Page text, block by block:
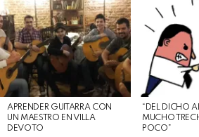
LATEST
STORIES
APRENDER GUITARRA CON
UN MAESTRO EN VILLA
DEVOTO
“DEL DICHO
MUCHO
POCO”